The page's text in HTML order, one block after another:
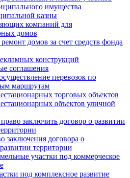
имущества
казны
компаний для
домов
домов за счет средств фонда
конструкций
соглашения
перевозок по
маршрутам
торговых объектов
объектов уличной
заключить договор о развитии
заключения договора о
территории
участки под коммерческое
под комплексное развитие